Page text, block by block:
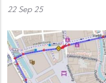
22 Sep 25